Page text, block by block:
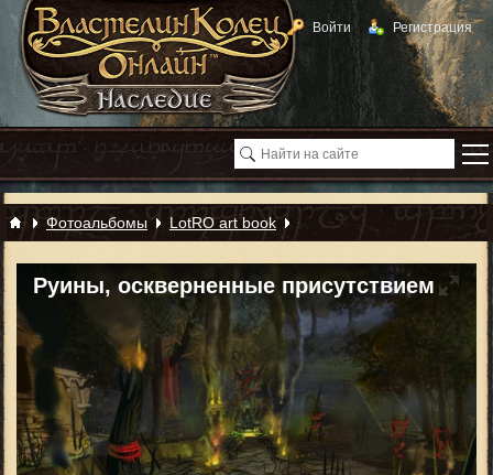
Войти Регистрация
Фотоальбомы LotRO art book
Руины, оскверненные присутствием
Ангмара